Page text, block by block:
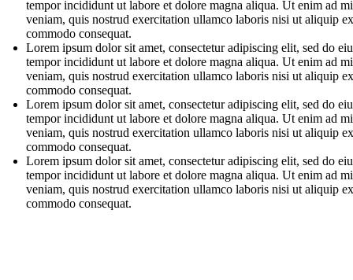
tempor incididunt ut labore et dolore magna aliqua. Ut enim ad
veniam, quis nostrud exercitation ullamco laboris nisi ut aliquip
commodo consequat.
Lorem ipsum dolor sit amet, consectetur adipiscing elit, sed do
tempor incididunt ut labore et dolore magna aliqua. Ut enim ad
veniam, quis nostrud exercitation ullamco laboris nisi ut aliquip
commodo consequat.
Lorem ipsum dolor sit amet, consectetur adipiscing elit, sed do
tempor incididunt ut labore et dolore magna aliqua. Ut enim ad
veniam, quis nostrud exercitation ullamco laboris nisi ut aliquip
commodo consequat.
Lorem ipsum dolor sit amet, consectetur adipiscing elit, sed do
tempor incididunt ut labore et dolore magna aliqua. Ut enim ad
veniam, quis nostrud exercitation ullamco laboris nisi ut aliquip
commodo consequat.